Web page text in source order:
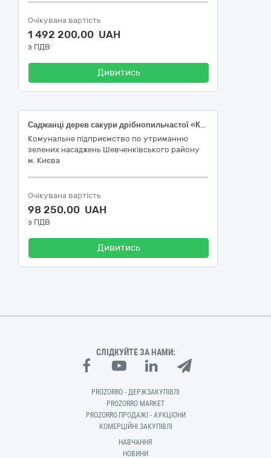
Очікувана вартість
1 492 200,00 UAH
з ПДВ
Дивитись
Саджанці дерев сакури дрібнопильчастої «Канзан»
Комунальне підприємство по утриманню
зелених насаджень Шевченківського району
м. Києва
Очікувана вартість
98 250,00 UAH
з ПДВ
Дивитись
СЛІДКУЙТЕ ЗА НАМИ:
PROZORRO - ДЕРЖЗАКУПІВЛІ
PROZORRO MARKET
PROZORRO.ПРОДАЖІ - АУКЦІОНИ
КОМЕРЦІЙНІ ЗАКУПІВЛІ
НАВЧАННЯ
НОВИНИ